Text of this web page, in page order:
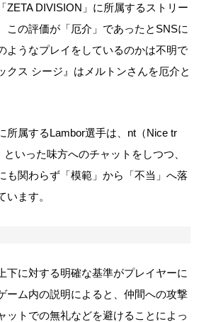
ZETA DIVISION」に所属するストリー
この評価が「厄介」であったとSNSに
ようなプレイをしているのかは不明で
クス シージ』はメルトンさんを厄介と
所属するLambor選手は、nt（Nice tr
いった味方へのチャットをしつつ、
も関わらず「模範」から「不当」へ落
います。
下に対する明確な基準がプレイヤーに
ーム内の説明によると、仲間への攻撃
ットでの無礼などを避けることによっ